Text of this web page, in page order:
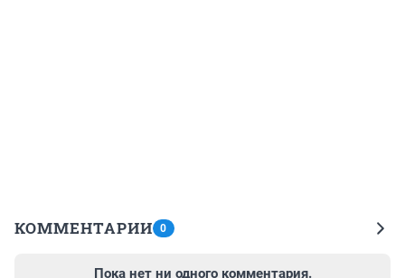
КОММЕНТАРИИ 0
Пока нет ни одного комментария.